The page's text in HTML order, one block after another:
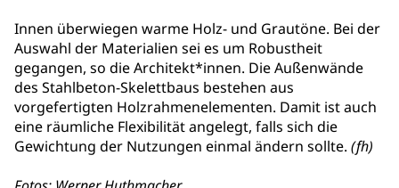
Innen überwiegen warme Holz- und Grautöne. Bei der
Auswahl der Materialien sei es um Robustheit
gegangen, so die Architekt*innen. Die Außenwände
des Stahlbeton-Skelettbaus bestehen aus
vorgefertigten Holzrahmenelementen. Damit ist auch
eine räumliche Flexibilität angelegt, falls sich die
Gewichtung der Nutzungen einmal ändern sollte. (fh)